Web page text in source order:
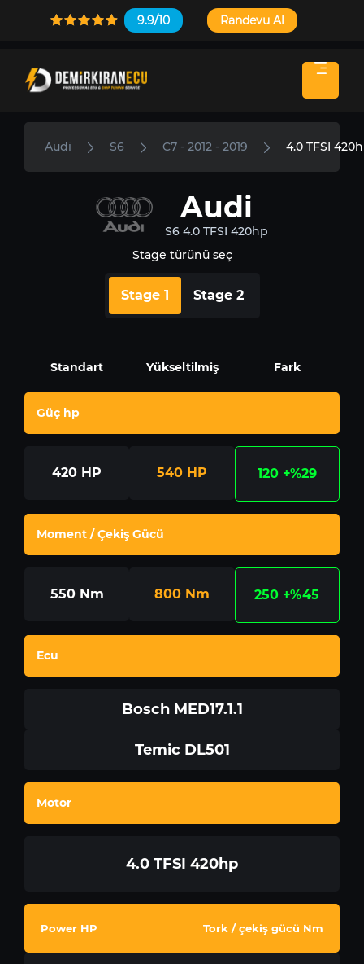
9.9/10 Randevu Al
Audi S6 C7 - 2012 - 2019 4.0 TFSI
Audi
S6 4.0 TFSI 420hp
Stage türünü seç
Stage 1 Stage 2
Standart Yükseltilmiş Fark
Güç hp
420 HP 540 HP 120 +%29
Moment / Çekiş Gücü
550 Nm 800 Nm 250 +%45
Ecu
Bosch MED17.1.1
Temic DL501
Motor
4.0 TFSI 420hp
Power HP Tork / çekiş gücü Nm